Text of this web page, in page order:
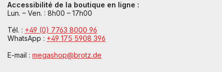
Accessibilité de la boutique en ligne :
Lun. – Ven. : 8h00 – 17h00
Tél. : +49 (0) 7763 8000 96
WhatsApp : +49 175 5908 396
E-mail : megashop@brotz.de